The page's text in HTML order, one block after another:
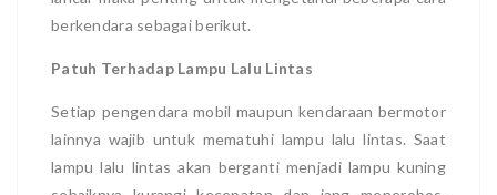
berkendara sebagai berikut.
Patuh Terhadap Lampu Lalu Lintas
Setiap pengendara mobil maupun kendaraan bermotor
lainnya wajib untuk mematuhi lampu lalu lintas. Saat
lampu lalu lintas akan berganti menjadi lampu kuning